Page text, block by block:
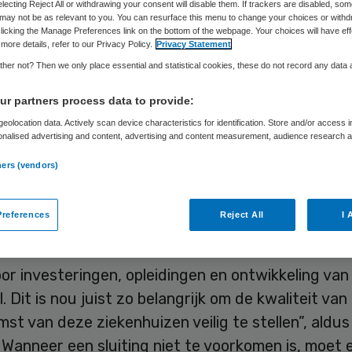
Skipr Redactie 31 oktober 2018,08:49
politieke aandacht komen voor de financieel
in Nederland, “voordat zij zodanig klem
meer kunnen overleven”. Dat stelt CNV Zorg en
zorg.
investeringen, opleidingen en ontwikkeling van
Dit is nou juist zo belangrijk om de kwaliteit van
van deze ziekenhuizen veilig te stellen”,
een sluiting niet te voorkomen is, moet
Reject All or withdrawing your consent will disable them. If trackers are disabled,
not be as relevant to you. You can resurface this menu to change your choices or
the Manage Preferences link on the bottom of the webpage. Your choices will have
details, refer to our Privacy Policy. Privacy Statement
not? Then we only place essential and statistical cookies, these do not record any data
partners process data to provide:
data. Actively scan device characteristics for identification. Store and/or access
advertising and content, advertising and content measurement, audience research
(vendors)
Reject All I